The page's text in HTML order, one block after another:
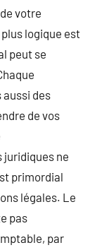
votre
logique est
peut se
des
de vos
ne
primordial
légales. Le
pas
par